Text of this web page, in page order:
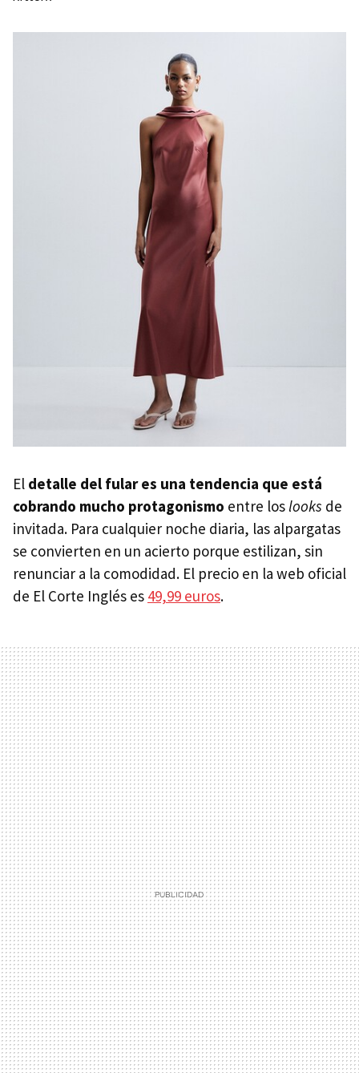
El detalle del fular es una tendencia que está
cobrando mucho protagonismo entre loslooks de
invitada. Para cualquier noche diaria, las alpargatas
se convierten en un acierto porque estilizan, sin
renunciar a la comodidad. El precio en la web oficial
de El Corte Inglés es 49,99 euros.